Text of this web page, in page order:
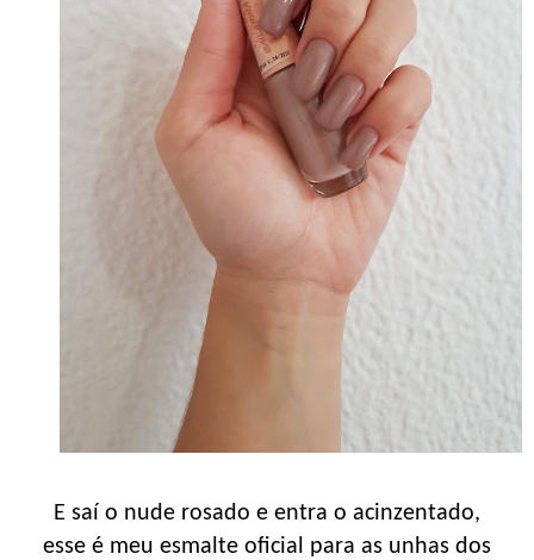
E saí o nude rosado e entra o acinzentado,
esse é meu esmalte oficial para as unhas dos